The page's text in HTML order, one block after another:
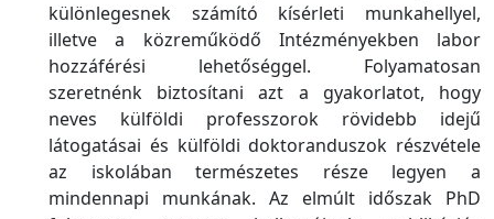
különlegesnek számító kísérleti munkahellyel,
illetve a közreműködő Intézményekben labor
hozzáférési lehetőséggel. Folyamatosan
szeretnénk biztosítani azt a gyakorlatot, hogy
neves külföldi professzorok rövidebb idejű
látogatásai és külföldi doktoranduszok részvétele
az iskolában természetes része legyen a
mindennapi munkának. Az elmúlt időszak PhD